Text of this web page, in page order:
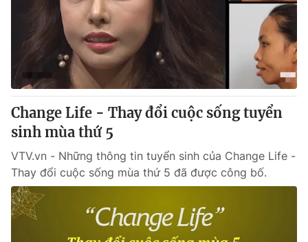
Change Life - Thay đổi cuộc sống tuyển
sinh mùa thứ 5
VTV.vn - Những thông tin tuyển sinh của Change Life -
Thay đổi cuộc sống mùa thứ 5 đã được công bố.